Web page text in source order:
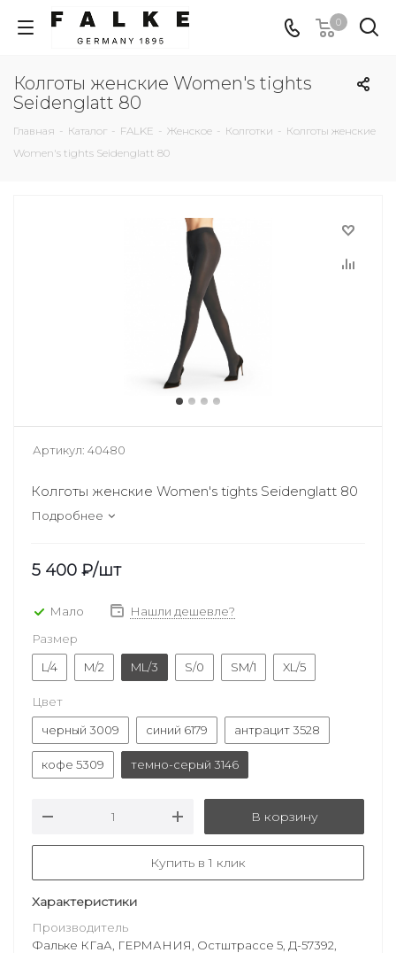
0
Колготы женские Women's tights
Seidenglatt 80
Главная - Каталог - FALKE - Женское - Колготки - Колготы женские
Women's tights Seidenglatt 80
Артикул: 40480
Колготы женские Women's tights Seidenglatt 80
Подробнее
5 400 ₽/шт
Мало
Нашли дешевле?
Размер
L/4
M/2 ML/3 S/0 SM/1 XL/5
Цвет
черный 3009
синий 6179 антрацит 3528
кофе 5309 темно-серый 3146
В корзину
Купить в 1 клик
Характеристики
Производитель
Фальке КГаА, ГЕРМАНИЯ, Остштрассе 5, Д-57392,